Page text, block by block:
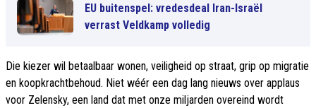
EU buitenspel: vredesdeal Iran-Israël
verrast Veldkamp volledig
Die kiezer wil betaalbaar wonen, veiligheid op straat, grip op migratie
en koopkrachtbehoud. Niet wéér een dag lang nieuws over applaus
voor Zelensky, een land dat met onze miljarden overeind wordt